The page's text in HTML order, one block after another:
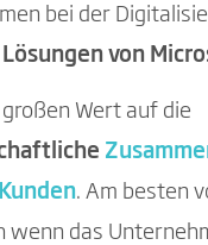
bei der
Lösungen von
Wert auf die
. Am besten
wenn das